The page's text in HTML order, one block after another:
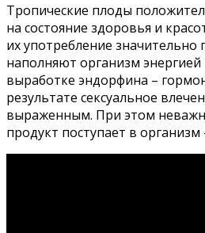
Тропические плоды
на состояние здоровья и
их употребление
наполняют организм энергией
выработке эндорфина –
результате сексуальное
выраженным. При этом
продукт поступает в